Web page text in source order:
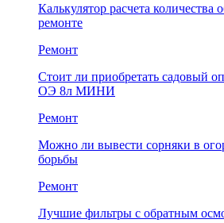
Калькулятор расчета количества
ремонте
Ремонт
Стоит ли приобретать садовый
ОЭ 8л МИНИ
Ремонт
Можно ли вывести сорняки в
борьбы
Ремонт
Лучшие фильтры с обратным